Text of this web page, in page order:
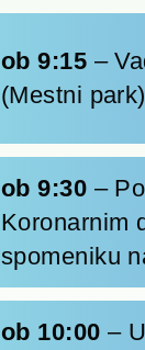
ob 9:15 –
(Mestni park)
ob 9:30 –
Koronarnim
spomeniku
ob 10:00 –